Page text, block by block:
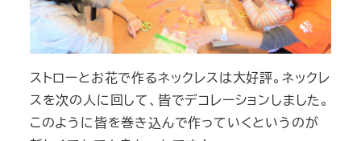
ストローとお花で作るネックレスは大好評。ネックレ
スを次の人に回して、皆でデコレーションしました。
このように皆を巻き込んで作っていくというのが